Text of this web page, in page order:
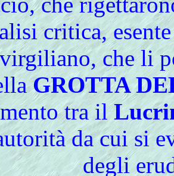
critica,
che li
GROTTA
tra il
da cui si
degli